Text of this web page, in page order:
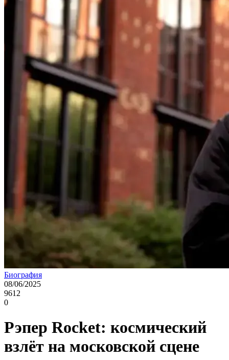
Биография
08/06/2025
9612
0
Рэпер Rocket: космический
взлёт на московской сцене